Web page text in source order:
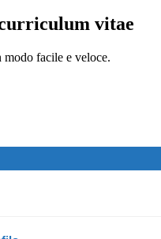
vitae
modo facile e veloce.